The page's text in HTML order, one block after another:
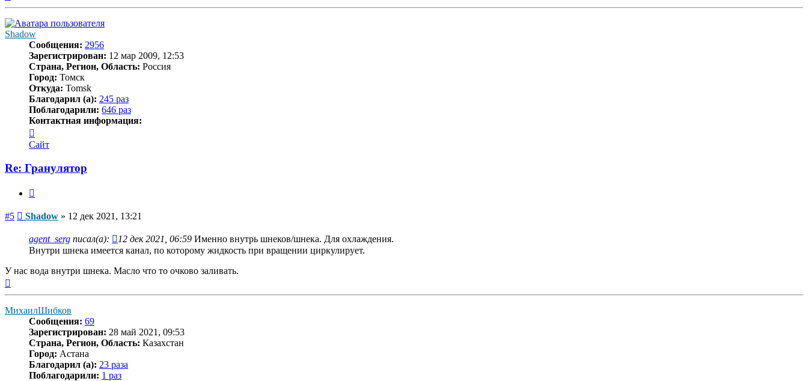
Shadow
Сообщения: 2956
Зарегистрирован: 12 мар 2009, 12:53
Страна, Регион, Область: Россия
Город: Томск
Откуда: Tomsk
Благодарил (а): 245 раз
Поблагодарили: 646 раз
Контактная информация:
информация
пользователя
Сайт
Re: Гранулятор
#5 Сообщение
Shadow » 12 дек 2021, 13:21
agent_serg писал(а): 12 дек 2021, 06:59 Именно внутрь шнеков/шнека. Для охлаждения.
Внутри шнека имеется канал, по которому жидкость при вращении циркулирует.
У нас вода внутри шнека. Масло что то очково заливать.
МихаилШибков
Сообщения: 69
Зарегистрирован: 28 май 2021, 09:53
Страна, Регион, Область: Казахстан
Город: Астана
Благодарил (а): 23 раза
Поблагодарили: 1 раз